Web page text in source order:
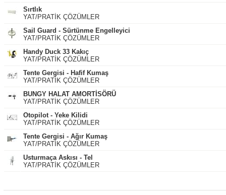
Sırtlık
YAT/PRATİK ÇÖZÜMLER
Sail Guard - Sürtünme Engelleyici
YAT/PRATİK ÇÖZÜMLER
Handy Duck 33 Kakıç
YAT/PRATİK ÇÖZÜMLER
Tente Gergisi - Hafif Kumaş
YAT/PRATİK ÇÖZÜMLER
BUNGY HALAT AMORTİSÖRÜ
YAT/PRATİK ÇÖZÜMLER
Otopilot - Yeke Kilidi
YAT/PRATİK ÇÖZÜMLER
Tente Gergisi - Ağır Kumaş
YAT/PRATİK ÇÖZÜMLER
Usturmaça Askısı - Tel
YAT/PRATİK ÇÖZÜMLER